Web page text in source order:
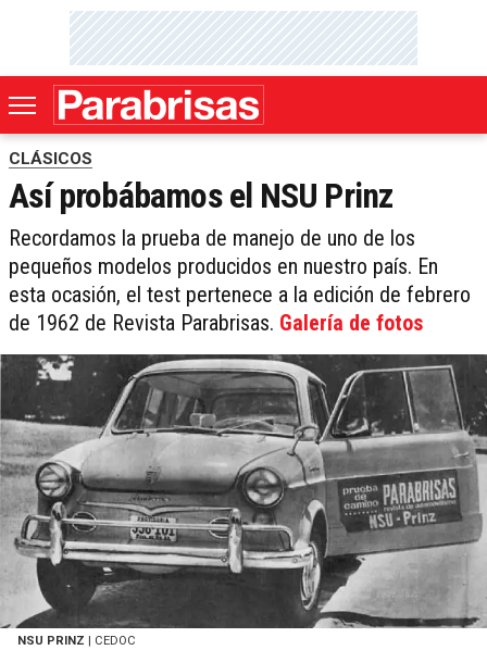
CLÁSICOS
Así probábamos el NSU Prinz
Recordamos la prueba de manejo de uno de los
pequeños modelos producidos en nuestro país. En
esta ocasión, el test pertenece a la edición de febrero
de 1962 de Revista Parabrisas. Galería de fotos
NSU PRINZ | CEDOC